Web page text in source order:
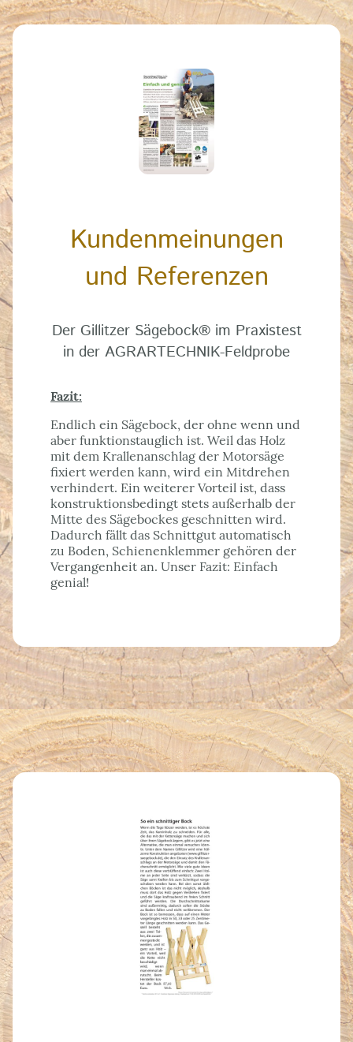
Kundenmeinungen
und Referenzen
Der Gillitzer Sägebock®im Praxistest
in der AGRARTECHNIK-Feldprobe
Fazit:
Endlich ein Sägebock, der ohne wenn und
aber funktionstauglich ist. Weil das Holz
mit dem Krallenanschlag der Motorsäge
fixiert werden kann, wird ein Mitdrehen
verhindert. Ein weiterer Vorteil ist, dass
konstruktionsbedingt stets außerhalb der
Mitte des Sägebockes geschnitten wird.
Dadurch fällt das Schnittgut automatisch
zu Boden, Schienenklemmer gehören der
Vergangenheit an. Unser Fazit: Einfach
genial!